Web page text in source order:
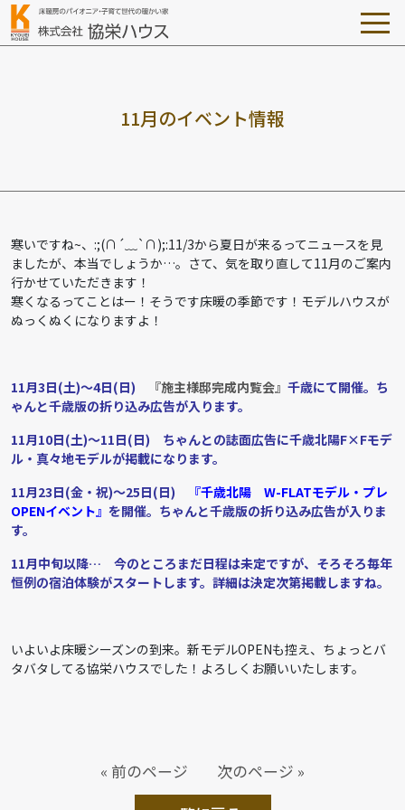
11月のイベン ト情報
寒いですね~、:;(∩´﹏`∩);:11/3から夏日が来るってニュースを見
ましたが、本当でしょうか…。さて、気を取り直して11月のご案内
行かせていただきます！
寒くなるってことはー！そうです床暖の季節です！モデルハウスが
ぬっくぬくになりますよ！
11月3日(土)～4日(日) 『施主様邸完成内覧会』 千歳にて開催。ち
ゃんと千歳版の折り込み広告が入ります。
11月10日(土)～11日(日) ちゃんとの誌面広告に千歳北陽F×Fモデ
ル・真々地モデルが掲載になります。
11月23日(金・祝)～25日(日)
『千歳北陽 W-FLATモデル・プレ
OPENイベント』 を開催。ちゃんと千歳版の折り込み広告が入りま
す。
11月中旬以降… 今のところまだ日程は未定ですが、そろそろ毎年
恒例の宿泊体験がスタートします。詳細は決定次第掲載しますね。
いよいよ床暖シーズンの到来。新モデルOPENも控え、ちょっとバ
タバタしてる協栄ハウスでした！よろしくお願いいたします。
« 前のページ
次のページ »